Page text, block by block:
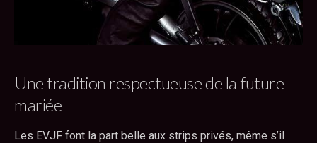
Une tradition respectueuse de la future
mariée
Les EVJF font la part belle aux strips privés, même s’il